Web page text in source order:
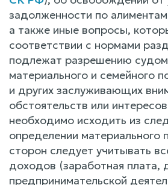
задолженности по
а также иные вопросы,
соответствии с нормами
подлежат разрешению
материального и семейного
и других заслуживающих
обстоятельств или
необходимо исходить из
определении материального
сторон следует учитывать
доходов (заработная плата,
предпринимательской